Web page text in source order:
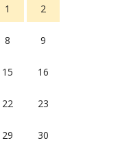
1 2
8 9
15 16
22 23
29 30